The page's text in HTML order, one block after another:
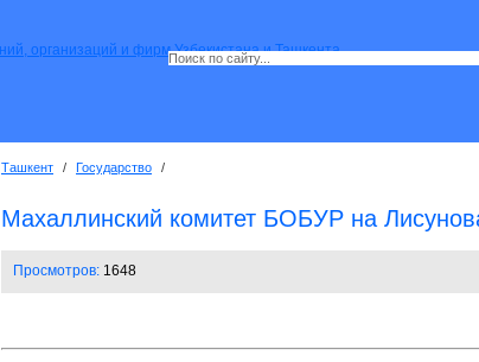
Ташкент / Государство /
Махаллинский комитет БОБУР на
Просмотров: 1648